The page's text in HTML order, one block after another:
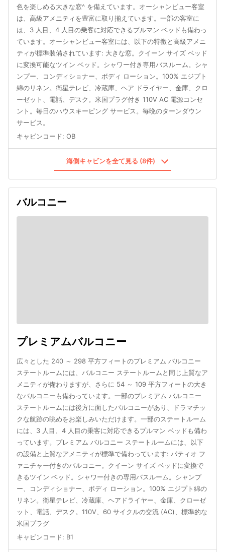
色を楽しめる大きな窓^ を備えています。オーシャンビュー客室
は、高級アメニティを豊富に取り揃えています。一部の客室に
は、3 人目、4 人目の乗客に対応できるプルマン ベッドも備わっ
ています。オーシャンビュー客室には、以下の特徴と高級アメニ
ティが標準装備されています: 大きな窓。クイーン サイズ ベッド
に変換可能なツイン ベッド。シャワー付き専用バスルーム。シャ
ンプー、コンディショナー、ボディ ローション。100% エジプト
綿のリネン。衛星テレビ、冷蔵庫、ヘア ドライヤー、金庫、クロ
ーゼット、電話、デスク。米国プラグ付き 110V AC 電源コンセ
ント。毎日のハウスキーピング サービス。毎晩のターンダウン
サービス。
キャビンコード: OB
海側キャビンを全て見る (8件)
バルコニー
プレミアムバルコニー
広々とした 240 ～ 298 平方フィートのプレミアム バルコニー
ステートルームには、バルコニー ステートルームと同じ上質なア
メニティが備わりますが、さらに 54 ～ 109 平方フィートの大き
なバルコニーも備わっています。一部のプレミアム バルコニー
ステートルームには後方に面したバルコニーがあり、ドラマチッ
クな航跡の眺めをお楽しみいただけます。一部のステートルーム
には、3 人目、4 人目の乗客に対応できるプルマン ベッドも備わ
っています。プレミアム バルコニー ステートルームには、以下
の設備と上質なアメニティが標準で備わっています: パティオ フ
ァニチャー付きのバルコニー。クイーン サイズ ベッドに変換で
きるツイン ベッド。シャワー付きの専用バスルーム。シャンプ
ー、コンディショナー、ボディ ローション。100% エジプト綿の
リネン。衛星テレビ、冷蔵庫、ヘアドライヤー、金庫、クローゼ
ット、電話、デスク。110V、60 サイクルの交流 (AC)、標準的な
米国プラグ
キャビンコード: B1